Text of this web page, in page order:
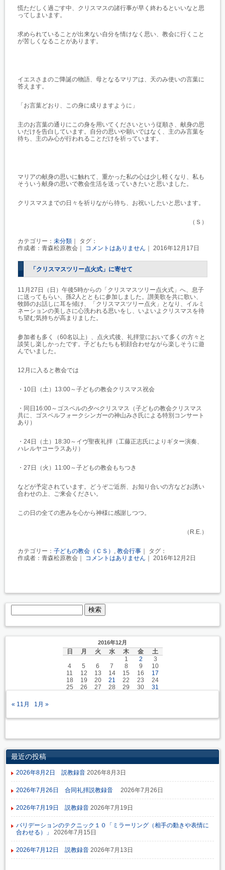
慌ただしく過ごす中、クリスマスの諸行事が早く終わるといいなと思
ってしまいます。
求められていることが出来ない自分を情けなく思い、教会に行くこと
が苦しくなることがあります。
イエスさまのご降誕の物語、母となるマリアは、天のみ使いの言葉に
答えます。
「お言葉どおり、この身に成りますように」
主のお言葉の通りにこの身を用いてくださいという従順さ、献身の思
いだけを告白しています。自分の思いや願いではなく、主のみ言葉を
待ち、主のみ心が行われることだけを祈っています。
マリアの献身の思いに触れて、重かった私の心は少し軽くなり、私も
そういう献身の思いで教会生活を送っていきたいと思いました。
クリスマスまでの日々を祈りながら待ち、お祝いしたいと思います。
（Ｓ）
カテゴリー： 未分類 ｜ タグ：
作成者：青森松原教会｜ コメントはありません ｜ 2016年12月17日
「クリスマスツリー点火式」に寄せて
11月27日（日）午後5時からの「クリスマスツリー点火式」へ、息子
に送ってもらい、孫2人とともに参加しました。讃美歌を共に歌い、
牧師のお話しに耳を傾け、「クリスマスツリー点火」となり、イルミ
ネーションの美しさに心洗われる思いをし、いよいよクリスマスを待
ち望む気持ちが高まりました。
参加者も多く（60名以上）、点火式後、礼拝堂において多くの方々と
談笑し楽しかったです。子どもたちも初顔合わせながら楽しそうに遊
んでいました。
12月に入ると教会では
・10日（土）13:00～子どもの教会クリスマス祝会
・同日16:00～ゴスペルの夕べクリスマス（子どもの教会クリスマス
共に、ゴスペルフォークシンガーの神山みさ氏による特別コンサート
あり）
・24日（土）18:30～イヴ聖夜礼拝（工藤正志氏によりギター演奏、
ハレルヤコーラスあり）
・27日（火）11:00～子どもの教会もちつき
などが予定されています。どうぞご近所、お知り合いの方などお誘い
合わせの上、ご来会ください。
この日の全ての恵みを心から神様に感謝しつつ。
（R.E.）
カテゴリー： 子どもの教会（ＣＳ） , 教会行事 ｜ タグ：
作成者：青森松原教会｜ コメントはありません ｜ 2016年12月2日
2016年12月
日 月 火 水 木 金
土
1
2
3
4
5 6 7 8 9
10
11
12 13 14 15 16
17
18
19 20 21 22 23
24
25
26 27 28 29 30 31
« 11月 1月 »
最近の投稿
2026年8月2日 説教録音 2026年8月3日
2026年7月26日 合同礼拝説教録音 2026年7月26日
2026年7月19日 説教録音 2026年7月19日
バリデーションのテクニック１０「ミラーリング（相手の動きや表情に
合わせる）」
2026年7月15日
2026年7月12日 説教録音 2026年7月13日